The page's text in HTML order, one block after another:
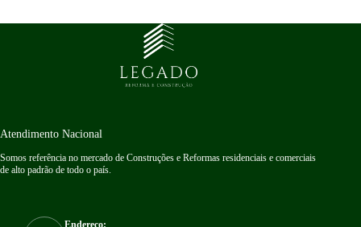
Atendimento Nacional
Somos referência no mercado de Construções e Reformas residenciais e comerciais
de alto padrão de todo o país.
Endereço: